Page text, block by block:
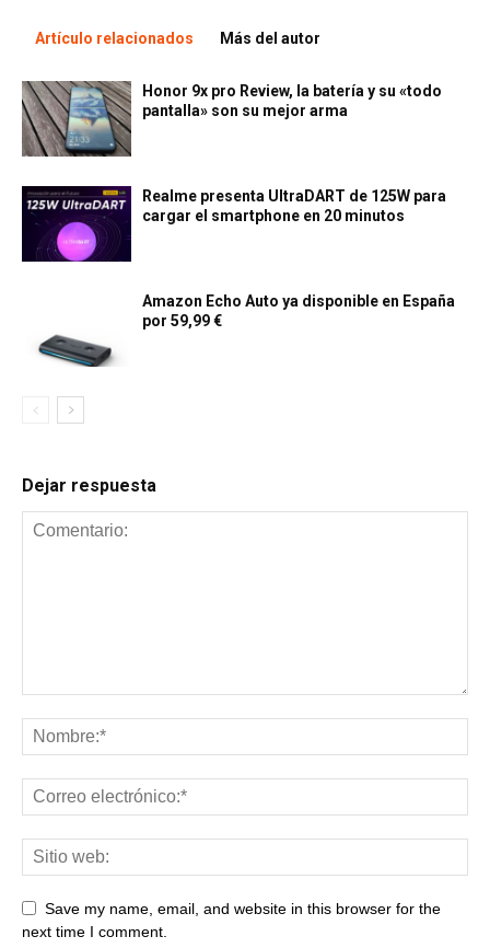
Artículo relacionados Más del autor
Honor 9x pro Review, la batería y su «todo
pantalla» son su mejor arma
Realme presenta UltraDART de 125W para
cargar el smartphone en 20 minutos
Amazon Echo Auto ya disponible en España
por 59,99 €
Dejar respuesta
Save my name, email, and website in this browser for the
next time I comment.